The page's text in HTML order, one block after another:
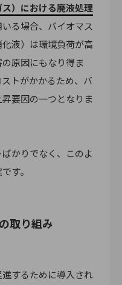
）における廃液処理
る場合、バイオマス
液）は環境負荷が高
原因にもなり得ま
トがかかるため、バ
要因の一つとなりま
かりでなく、このよ
す。
取り組み
するために導入され